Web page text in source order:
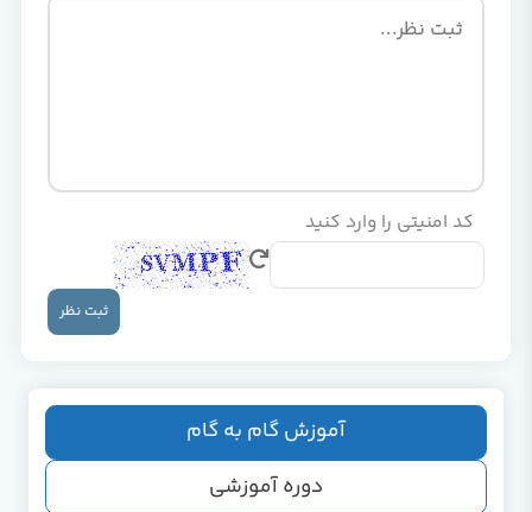
آموزش گام به گام
دوره آموزشی
کد امنیتی را وارد کنید
ثبت نظر